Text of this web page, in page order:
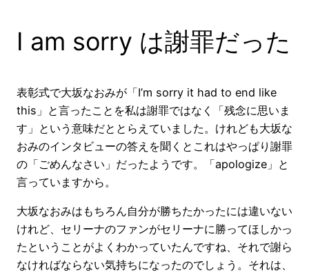
I am sorry は謝罪だった
表彰式で大坂なおみが「I’m sorry it had to end like
this」と言ったことを私は謝罪ではなく「残念に思いま
す」という意味だととらえていました。けれども大坂な
おみのインタビューの答えを聞くとこれはやっぱり謝罪
の「ごめんなさい」だったようです。「apologize」と
言っていますから。
大坂なおみはもちろん自分が勝ちたかったには違いない
けれど、セリーナのファンがセリーナに勝ってほしかっ
たということがよくわかっていたんですね、それで謝ら
なければならない気持ちになったのでしょう。それは、